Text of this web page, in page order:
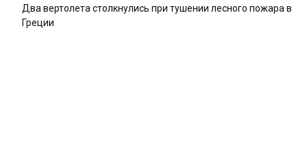
Два вертолета столкнулись при тушении лесного пожара в
Греции